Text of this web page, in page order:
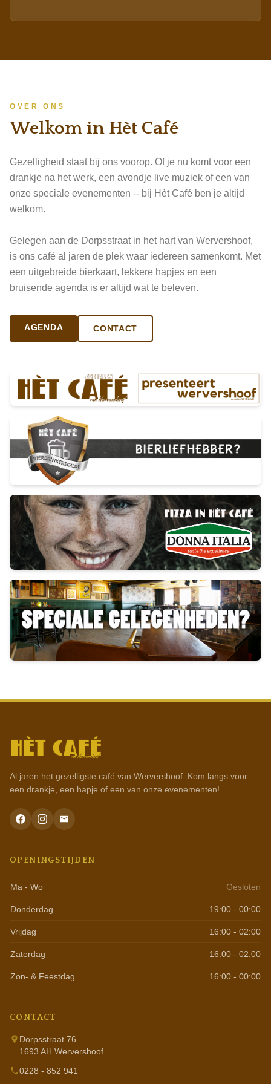
en een stapel knotsgekke liedjes meer dan genoeg. Wie
Misschien zijn ze volgens eigen zeggen de slechtste band
OVER ONS
Welkom in Hèt Café
Gezelligheid staat bij ons voorop. Of je nu komt voor een
drankje na het werk, een avondje live muziek of een van
onze speciale evenementen -- bij Hèt Café ben je altijd
welkom.
Gelegen aan de Dorpsstraat in het hart van Wervershoof,
is ons café al jaren de plek waar iedereen samenkomt. Met
een uitgebreide bierkaart, lekkere hapjes en een
bruisende agenda is er altijd wat te beleven.
AGENDA CONTACT
Al jaren het gezelligste café van Wervershoof. Kom langs voor
een drankje, een hapje of een van onze evenementen!
OPENINGSTIJDEN
Ma - Wo Gesloten
Donderdag 19:00 - 00:00
Vrijdag 16:00 - 02:00
Zaterdag 16:00 - 02:00
Zon- & Feestdag 16:00 - 00:00
CONTACT
Dorpsstraat 76
1693 AH Wervershoof
0228 - 852 941